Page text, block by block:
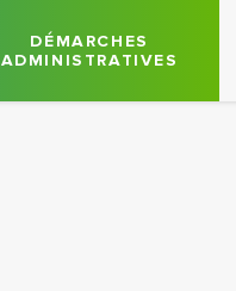
DÉMARCHES
ADMINISTRATIVES